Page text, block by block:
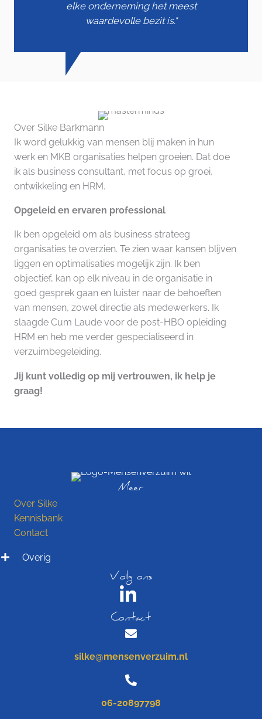
elke onderneming het meest
waardevolle bezit is."
Over Silke Barkmann
Ik word gelukkig van mensen blij maken in hun
werk en MKB organisaties helpen groeien. Dat doe
ik als business consultant, met focus op groei,
ontwikkeling en HRM.
Opgeleid en ervaren professional
Ik ben opgeleid om als business strateeg
organisaties te overzien. Te zien waar kansen blijven
liggen en optimalisaties mogelijk zijn. Ik ben
objectief, kan op elk niveau in de organisatie in
goed gesprek gaan en luister naar de behoeften
van mensen, zowel directie als medewerkers. Ik
slaagde Cum Laude voor de post-HBO opleiding
HRM en heb me verder gespecialiseerd in
verzuimbegeleiding.
Jij kunt volledig op mij vertrouwen, ik help je
graag!
Meer
Over Silke
Kennisbank
Contact
Overig
Volg ons
Contact
silke@mensenverzuim.nl
06-20897798